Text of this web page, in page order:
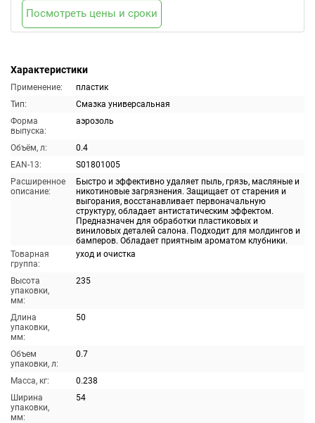
Характеристики
Применение:
пластик
Тип:
Смазка универсальная
Форма
выпуска:
аэрозоль
Объём, л:
0.4
EAN-13:
S01801005
Расширенное
описание:
Быстро и эффективно удаляет пыль, грязь, масляные и
никотиновые загрязнения. Защищает от старения и
выгорания, восстанавливает первоначальную
структуру, обладает антистатическим эффектом.
Предназначен для обработки пластиковых и
виниловых деталей салона. Подходит для молдингов и
бамперов. Обладает приятным ароматом клубники.
Товарная
группа:
уход и очистка
Высота
упаковки,
мм:
235
Длина
упаковки,
мм:
50
Объем
упаковки, л:
0.7
Масса, кг:
0.238
Ширина
упаковки,
мм:
54
Посмотреть цены и сроки